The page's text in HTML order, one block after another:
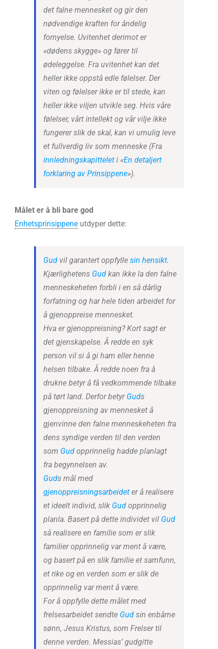
det falne mennesket og gir den
nødvendige kraften for åndelig
fornyelse. Uvitenhet derimot er
«dødens skygge» og fører til
ødeleggelse. Fra uvitenhet kan det
heller ikke oppstå edle følelser. Der
viten og følelser ikke er til stede, kan
heller ikke viljen utvikle seg. Hvis våre
følelser, vårt intellekt og vår vilje ikke
fungerer slik de skal, kan vi umulig leve
et fullverdig liv som menneske (Fra
innledningskapittelet i «En detaljert
forklaring av Prinsippene»).
Målet er å bli bare god
Enhetsprinsippene utdyper dette:
Gud vil garantert oppfylle sin hensikt.
Kjærlighetens Gud kan ikke la den falne
menneskeheten forbli i en så dårlig
forfatning og har hele tiden arbeidet for
å gjenoppreise mennesket.
Hva er gjenoppreisning? Kort sagt er
det gjenskapelse. Å redde en syk
person vil si å gi ham eller henne
helsen tilbake. Å redde noen fra å
drukne betyr å få vedkommende tilbake
på tørt land. Derfor betyr Guds
gjenoppreisning av mennesket å
gjenvinne den falne menneskeheten fra
dens syndige verden til den verden
som Gud opprinnelig hadde planlagt
fra begynnelsen av.
Guds mål med
gjenoppreisningsarbeidet er å realisere
et ideelt individ, slik Gud opprinnelig
planla. Basert på dette individet vil Gud
så realisere en familie som er slik
familier opprinnelig var ment å være,
og basert på en slik familie et samfunn,
et rike og en verden som er slik de
opprinnelig var ment å være.
For å oppfylle dette målet med
frelsesarbeidet sendte Gud sin enbårne
sønn, Jesus Kristus, som Frelser til
denne verden. Messias’ gudgitte